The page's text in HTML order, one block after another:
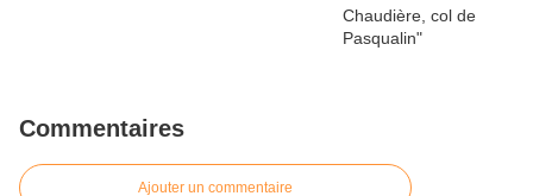
Commentaires
Ajouter un commentaire